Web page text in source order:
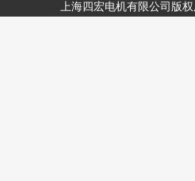
上海四宏电机有限公司版